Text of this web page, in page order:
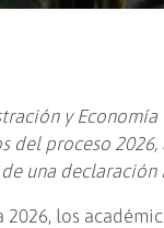
y Economía
proceso
una declaración
2026, los